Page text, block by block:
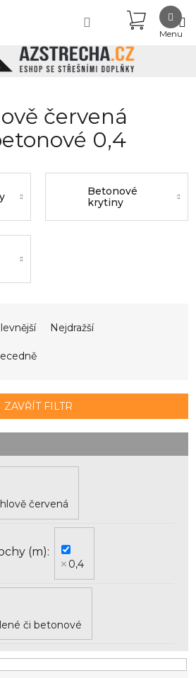
KOŠÍK
červená
0,4
Betonové
krytiny
Nejdražší
ZAVŘÍT FILTR
červená
(m)
0,4
či betonové